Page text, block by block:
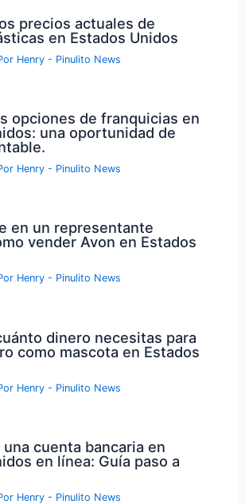
precios actuales de
en Estados Unidos
Henry - Pinulito News
opciones de franquicias en
una oportunidad de
Henry - Pinulito News
en un representante
vender Avon en Estados
Henry - Pinulito News
dinero necesitas para
como mascota en Estados
Henry - Pinulito News
cuenta bancaria en
en línea: Guía paso a
Henry - Pinulito News